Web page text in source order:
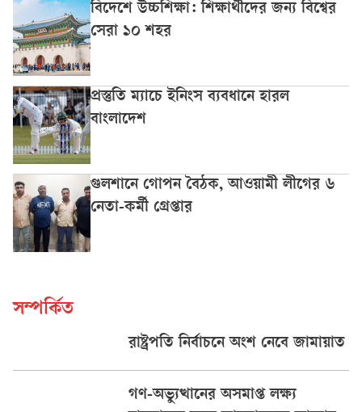
বিদেশে উচ্চশিক্ষা: শিক্ষার্থীদের জন্য বিশ্বের
সেরা ১০ শহর
প্রস্তুতি ম্যাচে ইনিংস ব্যবধানে হারল
বাংলাদেশ
গুলশানে গোপন বৈঠক, আওয়ামী লীগের ৬
নেতা-কর্মী গ্রেপ্তার
সম্পর্কিত
রাষ্ট্রপতি নির্বাচনে অংশ নেবে জামায়াত
গণ-অভ্যুত্থানের অসমাপ্ত লক্ষ্য